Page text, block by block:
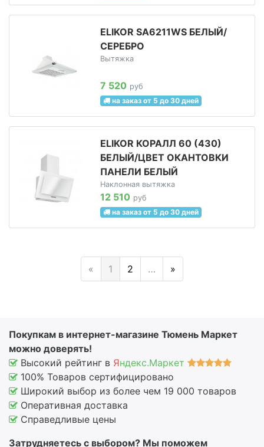
ELIKOR SA6211WS БЕЛЫЙ/
СЕРЕБРО
Вытяжка
7 520 руб
на заказ от 5 до 30 дней
ELIKOR КОРАЛЛ 60 (430)
БЕЛЫЙ/ЦВЕТ ОКАНТОВКИ
ПАНЕЛИ БЕЛЫЙ
Наклонная вытяжка
12 510 руб
на заказ от 5 до 30 дней
« 1 2 … »
Покупкам в интернет-магазине Тюмень Маркет
можно доверять!
Высокий рейтинг в Яндекс.Маркет
100% Товаров сертифицировано
Широкий выбор из более чем 19 000 товаров
Оперативная доставка
Справедливые цены
Затрудняетесь с выбором? Мы поможем